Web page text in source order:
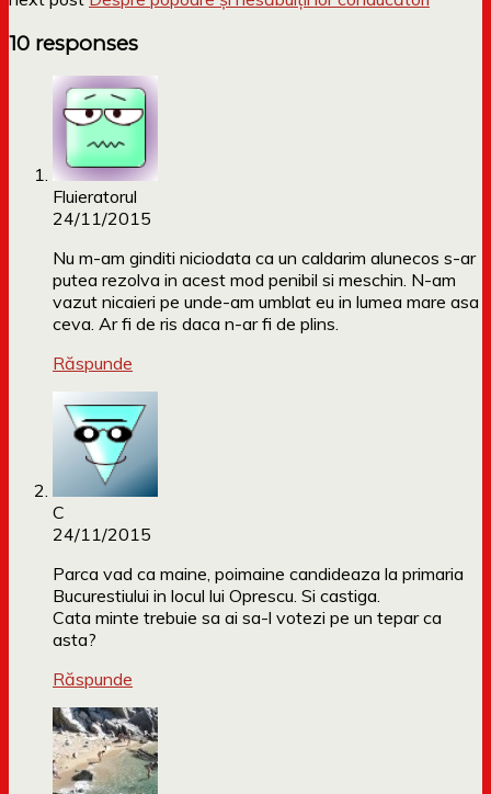
10 responses
Fluieratorul
24/11/2015
Nu m-am ginditi niciodata ca un caldarim alunecos s-ar
putea rezolva in acest mod penibil si meschin. N-am
vazut nicaieri pe unde-am umblat eu in lumea mare asa
ceva. Ar fi de ris daca n-ar fi de plins.
Răspunde
C
24/11/2015
Parca vad ca maine, poimaine candideaza la primaria
Bucurestiului in locul lui Oprescu. Si castiga.
Cata minte trebuie sa ai sa-l votezi pe un tepar ca
asta?
Răspunde